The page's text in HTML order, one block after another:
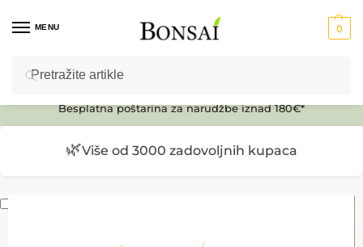
MENU 0
Ulaz u E-SHOP
Besplatna poštarina za narudžbe iznad 180€*
🌿Više od 3000 zadovoljnih kupaca